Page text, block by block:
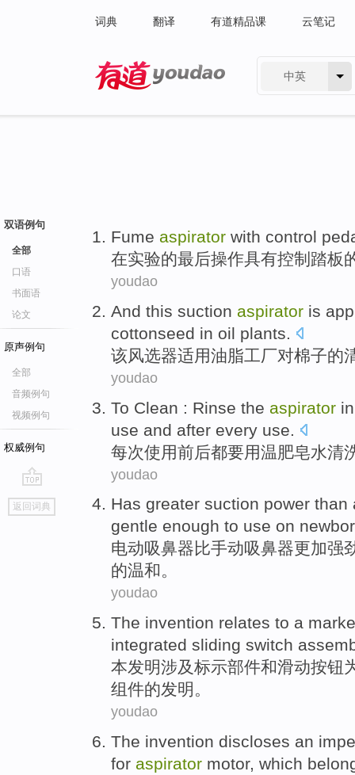
词典 翻译 有道精品课 云笔记
中英
双语例句
全部
口语
书面语
论文
原声例句
全部
音频例句
视频例句
权威例句
go
top
返回词典
Fume aspirator with control
在实验的最后操作具有控制 踏板
youdao
And this suction aspirator is
cottonseed in oil plants.
该风选器适用油脂工厂对棉子的
youdao
To Clean : Rinse the aspirator
use and after every use
每次使用前后都要用温 肥皂水清
youdao
Has greater suction power than
gentle enough to use on
电动吸鼻器比手动吸鼻器更加强
的温和。
youdao
The invention relates to a
integrated sliding switch
本发明涉及标示部件和滑动按钮
组件的发明。
youdao
The invention discloses an
for aspirator motor, which